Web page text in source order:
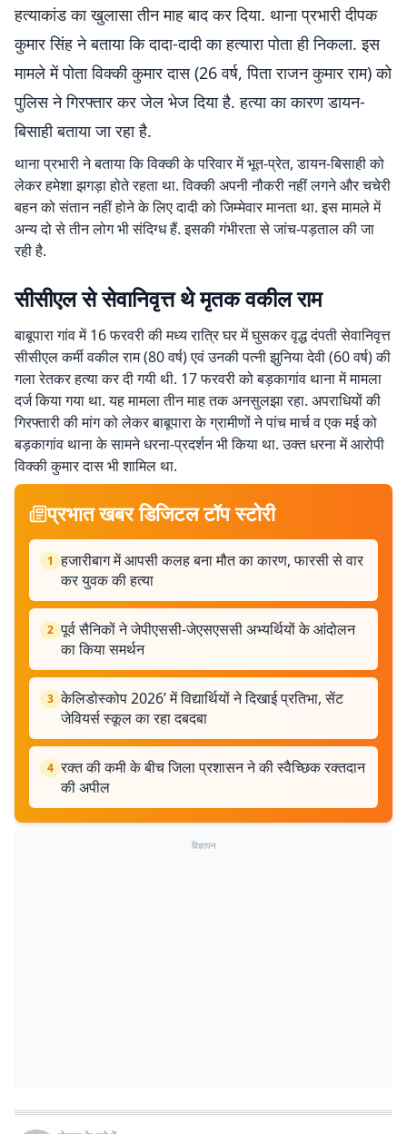
हत्याकांड का खुलासा तीन माह बाद कर दिया. थाना प्रभारी दीपक
कुमार सिंह ने बताया कि दादा-दादी का हत्यारा पोता ही निकला. इस
मामले में पोता विक्की कुमार दास (26 वर्ष, पिता राजन कुमार राम) को
पुलिस ने गिरफ्तार कर जेल भेज दिया है. हत्या का कारण डायन-
बिसाही बताया जा रहा है.
थाना प्रभारी ने बताया कि विक्की के परिवार में भूत-प्रेत, डायन-बिसाही को
लेकर हमेशा झगड़ा होते रहता था. विक्की अपनी नौकरी नहीं लगने और चचेरी
बहन को संतान नहीं होने के लिए दादी को जिम्मेवार मानता था. इस मामले में
अन्य दो से तीन लोग भी संदिग्ध हैं. इसकी गंभीरता से जांच-पड़ताल की जा
रही है.
सीसीएल से सेवानिवृत्त थे मृतक वकील राम
बाबूपारा गांव में 16 फरवरी की मध्य रात्रि घर में घुसकर वृद्ध दंपती सेवानिवृत्त
सीसीएल कर्मी वकील राम (80 वर्ष) एवं उनकी पत्नी झुनिया देवी (60 वर्ष) की
गला रेतकर हत्या कर दी गयी थी. 17 फरवरी को बड़कागांव थाना में मामला
दर्ज किया गया था. यह मामला तीन माह तक अनसुलझा रहा. अपराधियों की
गिरफ्तारी की मांग को लेकर बाबूपारा के ग्रामीणों ने पांच मार्च व एक मई को
बड़कागांव थाना के सामने धरना-प्रदर्शन भी किया था. उक्त धरना में आरोपी
विक्की कुमार दास भी शामिल था.
प्रभात खबर डिजिटल टॉप स्टोरी
1 हजारीबाग में आपसी कलह बना मौत का कारण, फारसी से वार
कर युवक की हत्या
2 पूर्व सैनिकों ने जेपीएससी-जेएसएससी अभ्यर्थियों के आंदोलन
का किया समर्थन
3 केलिडोस्कोप 2026’ में विद्यार्थियों ने दिखाई प्रतिभा, सेंट
जेवियर्स स्कूल का रहा दबदबा
4 रक्त की कमी के बीच जिला प्रशासन ने की स्वैच्छिक रक्तदान
की अपील
विज्ञापन